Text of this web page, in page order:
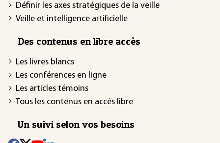
Définir les axes stratégiques de la veille
Veille et intelligence artificielle
Des contenus en libre accès
Les livres blancs
Les conférences en ligne
Les articles témoins
Tous les contenus en accès libre
Un suivi selon vos besoins